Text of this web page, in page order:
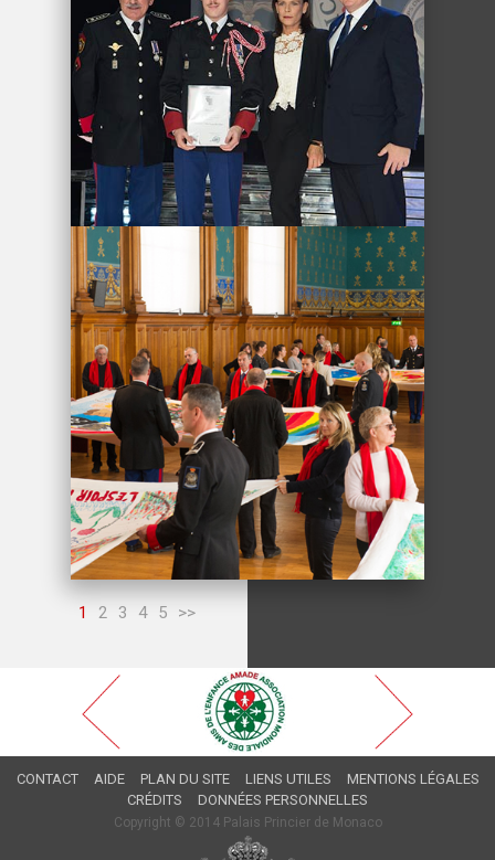
1 2 3 4 5 >>
CONTACT AIDE PLAN DU SITE LIENS UTILES
MENTIONS LÉGALES
CRÉDITS
DONNÉES PERSONNELLES
Copyright © 2014 Palais Princier de Monaco